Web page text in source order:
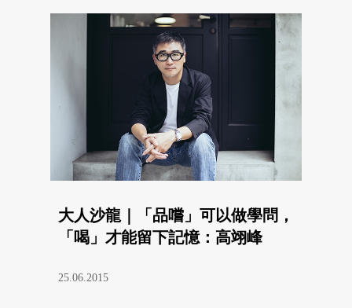
大人沙龍｜「品嚐」可以做學問，
「喝」才能留下記憶：高翊峰
25.06.2015